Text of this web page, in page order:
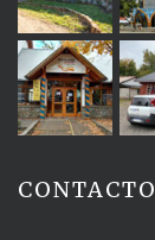
CONTACTO